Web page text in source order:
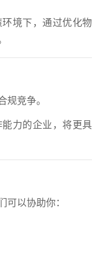
境下，通过优化物
竞争。
力的企业，将更具
以协助你：